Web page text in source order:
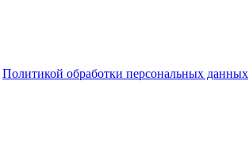
Политикой обработки персональных данных